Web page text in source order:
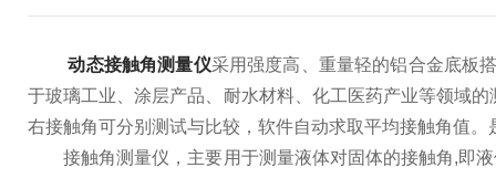
动态接触角测量仪采用强度高、重量轻的铝合金底板
于玻璃工业、涂层产品、耐水材料、化工医药产业等领域
右接触角可分别测试与比较，软件自动求取平均接触角值。
接触角测量仪，主要用于测量液体对固体的接触角,即液